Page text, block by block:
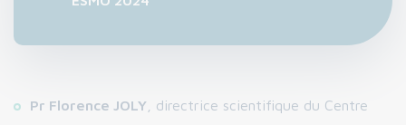
Pr Florence JOLY , directrice scientifique du Centre